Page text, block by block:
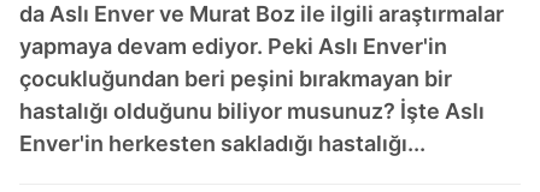
da Aslı Enver ve Murat Boz ile ilgili araştırmalar
yapmaya devam ediyor. Peki Aslı Enver'in
çocukluğundan beri peşini bırakmayan bir
hastalığı olduğunu biliyor musunuz? İşte Aslı
Enver'in herkesten sakladığı hastalığı...